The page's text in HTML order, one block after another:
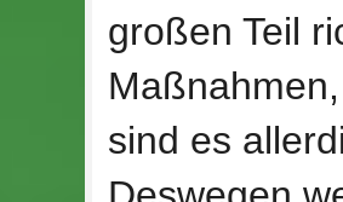
großen Teil
sind es